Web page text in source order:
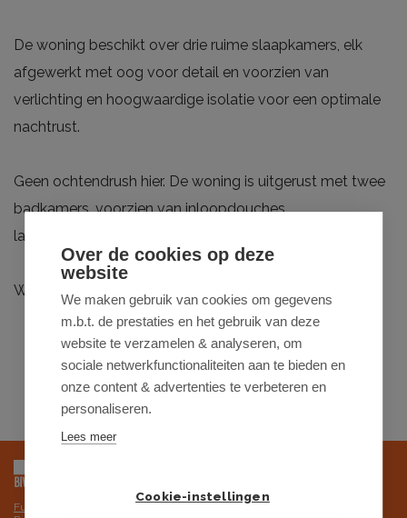
De woning beschikt over drie ruime slaapkamers, elk
afgewerkt met oog voor detail en voorzien van
verlichting en hoogwaardige isolatie voor een optimale
nachtrust.
Geen ochtendrush hier. De woning is uitgerust met twee
badkamers, voorzien van inloopdouches,
lavabomeubels en kwalitatief sanitair.
Wonen aan de Potterierei betekent wonen in
LEES MEER
Futurimmo BV is onderworpen aan de deontologische code van het BIV,
Over de cookies op deze
website
We maken gebruik van cookies om gegevens
m.b.t. de prestaties en het gebruik van deze
website te verzamelen & analyseren, om
sociale netwerkfunctionaliteiten aan te bieden en
onze content & advertenties te verbeteren en
personaliseren.
Lees meer
Cookie-instellingen